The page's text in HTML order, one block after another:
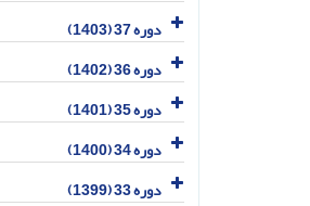
دوره 37 (1403)
دوره 36 (1402)
دوره 35 (1401)
دوره 34 (1400)
دوره 33 (1399)